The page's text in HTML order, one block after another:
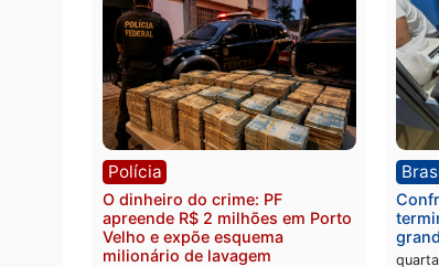
quinta-feira, 06/08/2026 às 09:02
Política